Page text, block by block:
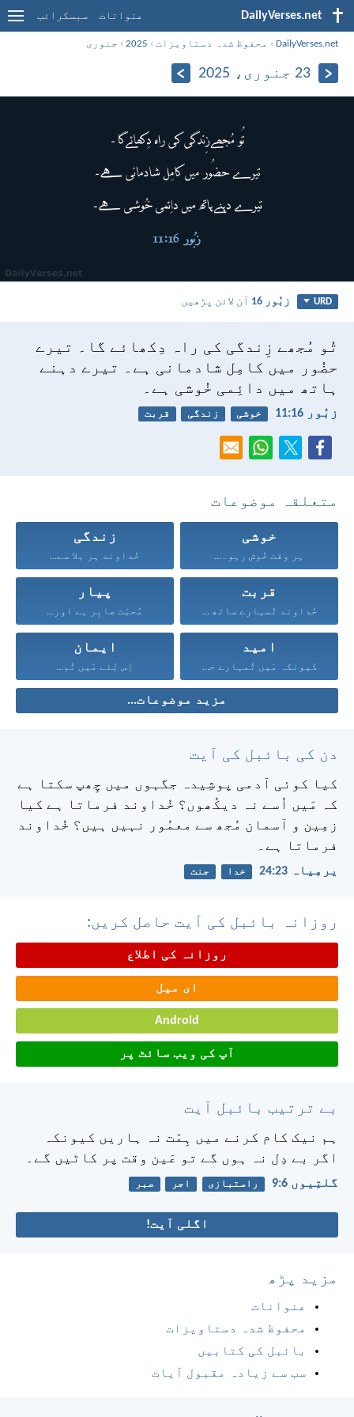
DailyVerses.net عنوانات سبسکرائب
DailyVerses.net
› محفوظ شدہ دستاویزات ›
2025
› جنوری
23 جنوری، 2025
URD زبُور 16 آن لائن پڑھیں
تُو مُجھے زِندگی کی راہ دِکھائے گا۔ تیرے
حضُور میں کامِل شادمانی ہے۔ تیرے دہنے
ہاتھ میں دائِمی خُوشی ہے۔
زبُور 16:‏11 خوشی زندگی قربت
متعلقہ موضوعات
خوشی
ہر وقت خُوش رہو۔...
زندگی
خُداوند ہر بلا سے...
قربت
خُداوند تُمہارے ساتھ ہے...
پیار
مُحبّت صابِر ہے اور...
امید
کیونکہ مَیں تُمہارے حق...
ایمان
اِس لِئے مَیں تُم...
مزید موضوعات...
دن کی بائبل کی آیت
کیا کوئی آدمی پوشِیدہ جگہوں میں چِھپ سکتا ہے
کہ مَیں اُسے نہ دیکُھوں؟ خُداوند فرماتا ہے کیا
زمِین و آسمان مُجھ سے معمُور نہیں ہیں؟ خُداوند
فرماتا ہے۔
یرمِیاہ 23:‏24 خدا جنت
روزانہ بائبل کی آیت حاصل کریں:
روزانہ کی اطلاع
ای میل
Android
آپ کی ویب سائٹ پر
بے ترتیب بائبل آیت
ہم نیک کام کرنے میں ہِمّت نہ ہاریں کیونکہ
اگر بے دِل نہ ہوں گے تو عَین وقت پر کاٹیں گے۔
گلتِیوں 6:‏9 راستبازی اجر صبر
اگلی آیت!
مزید پڑھ
عنوانات
محفوظ شدہ دستاویزات
بائبل کی کتابیں
سب سے زیادہ مقبول آیات